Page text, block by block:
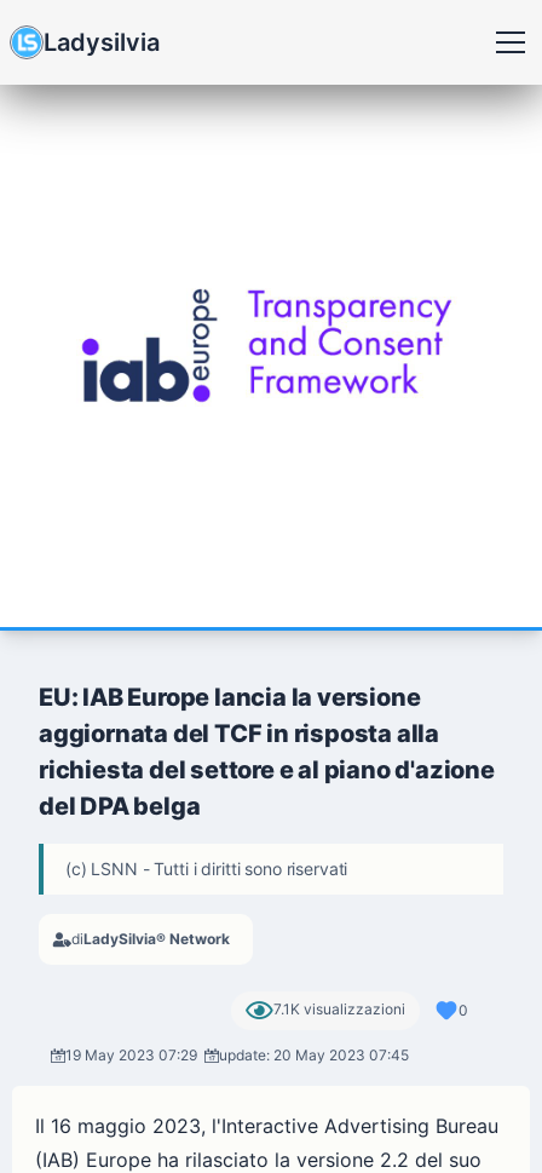
Ladysilvia
EU: IAB Europe lancia la versione
aggiornata del TCF in risposta alla
richiesta del settore e al piano d'azione
del DPA belga
(c) LSNN - Tutti i diritti sono riservati
diLadySilvia® Network
7.1K visualizzazioni 0
19 May 2023 07:29 update: 20 May 2023 07:45
Il 16 maggio 2023, l'Interactive Advertising Bureau
(IAB) Europe ha rilasciato la versione 2.2 del suo